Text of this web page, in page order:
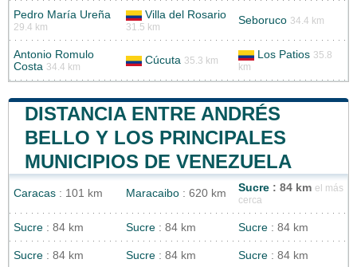
Pedro María Ureña
29.4 km
Villa del Rosario
31.5 km
Seboruco 34.4 km
Antonio Romulo
Costa 34.4 km
Cúcuta 35.3 km Los Patios 35.8
km
DISTANCIA ENTRE ANDRÉS
BELLO Y LOS PRINCIPALES
MUNICIPIOS DE VENEZUELA
Caracas : 101 km Maracaibo : 620 km Sucre : 84 km el más
cerca
Sucre : 84 km Sucre : 84 km Sucre : 84 km
Sucre : 84 km Sucre : 84 km Sucre : 84 km